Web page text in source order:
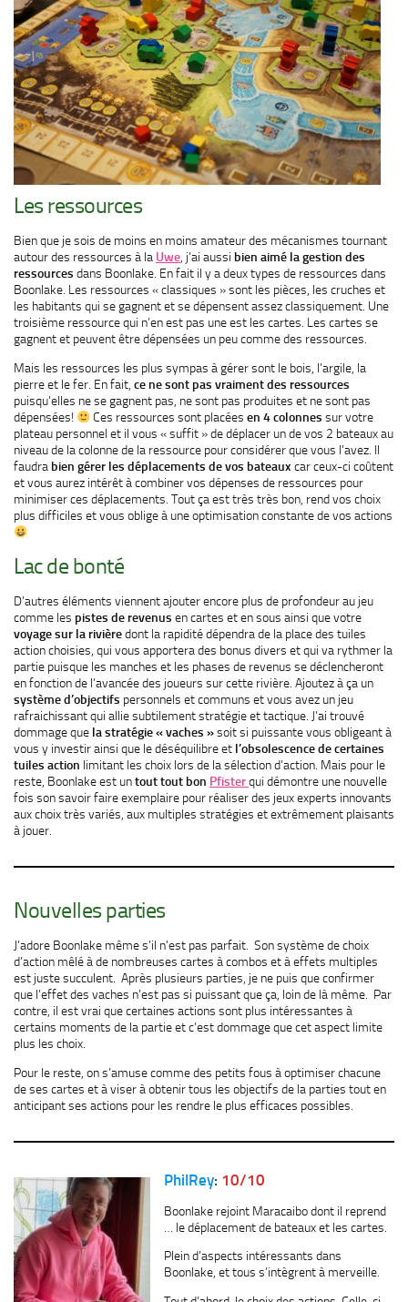
Les ressources
Bien que je sois de moins en moins amateur des mécanismes tournant
autour des ressources à la Uwe, j’ai aussi bien aimé la gestion des
ressources dans Boonlake. En fait il y a deux types de ressources dans
Boonlake. Les ressources « classiques » sont les pièces, les cruches et
les habitants qui se gagnent et se dépensent assez classiquement. Une
troisième ressource qui n’en est pas une est les cartes. Les cartes se
gagnent et peuvent être dépensées un peu comme des ressources.
Mais les ressources les plus sympas à gérer sont le bois, l’argile, la
pierre et le fer. En fait, ce ne sont pas vraiment des ressources
puisqu’elles ne se gagnent pas, ne sont pas produites et ne sont pas
dépensées!
Ces ressources sont placéesen 4 colonnes sur votre
plateau personnel et il vous « suffit » de déplacer un de vos 2 bateaux au
niveau de la colonne de la ressource pour considérer que vous l’avez. Il
faudra bien gérer les déplacements de vos bateaux car ceux-ci coûtent
et vous aurez intérêt à combiner vos dépenses de ressources pour
minimiser ces déplacements. Tout ça est très très bon, rend vos choix
plus difficiles et vous oblige à une optimisation constante de vos actions
Lac de bonté
D’autres éléments viennent ajouter encore plus de profondeur au jeu
comme les pistes de revenus en cartes et en sous ainsi que votre
voyage sur la rivièredont la rapidité dépendra de la place des tuiles
action choisies, qui vous apportera des bonus divers et qui va rythmer la
partie puisque les manches et les phases de revenus se déclencheront
en fonction de l’avancée des joueurs sur cette rivière. Ajoutez à ça un
système d’objectifs personnels et communs et vous avez un jeu
rafraichissant qui allie subtilement stratégie et tactique. J’ai trouvé
dommage que la stratégie « vaches »soit si puissante vous obligeant à
vous y investir ainsi que le déséquilibre et l’obsolescence de certaines
tuiles action limitant les choix lors de la sélection d’action. Mais pour le
reste, Boonlake est untout tout bon Pfisterqui démontre une nouvelle
fois son savoir faire exemplaire pour réaliser des jeux experts innovants
aux choix très variés, aux multiples stratégies et extrêmement plaisants
à jouer.
Nouvelles parties
J’adore Boonlake même s’il n’est pas parfait. Son système de choix
d’action mêlé à de nombreuses cartes à combos et à effets multiples
est juste succulent. Après plusieurs parties, je ne puis que confirmer
que l’effet des vaches n’est pas si puissant que ça, loin de là même. Par
contre, il est vrai que certaines actions sont plus intéressantes à
certains moments de la partie et c’est dommage que cet aspect limite
plus les choix.
Pour le reste, on s’amuse comme des petits fous à optimiser chacune
de ses cartes et à viser à obtenir tous les objectifs de la parties tout en
anticipant ses actions pour les rendre le plus efficaces possibles.
PhilRey: 10/10
Boonlake rejoint Maracaibo dont il reprend
… le déplacement de bateaux et les cartes.
Plein d’aspects intéressants dans
Boonlake, et tous s’intègrent à merveille.